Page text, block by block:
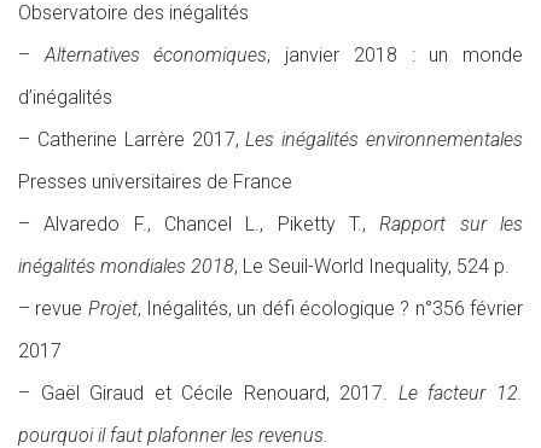
Observatoire des inégalités
–Alternatives économiques, janvier 2018 : un monde
d’inégalités
– Catherine Larrère 2017,Les inégalités environnementales
Presses universitaires de France
– Alvaredo F., Chancel L., Piketty T.,Rapport sur les
inégalités mondiales 2018, Le Seuil-World Inequality, 524 p.
– revue Projet, Inégalités, un défi écologique ? n°356 février
2017
– Gaël Giraud et Cécile Renouard, 2017. Le facteur 12.
pourquoi il faut plafonner les revenus.